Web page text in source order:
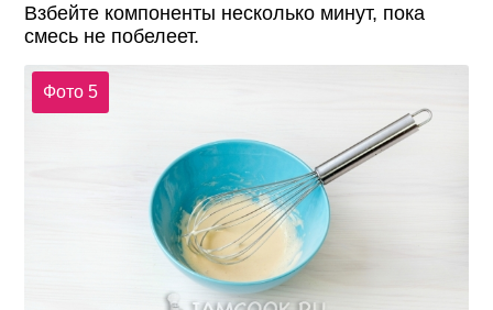
Взбейте компоненты несколько минут, пока
смесь не побелеет.
Фото 5